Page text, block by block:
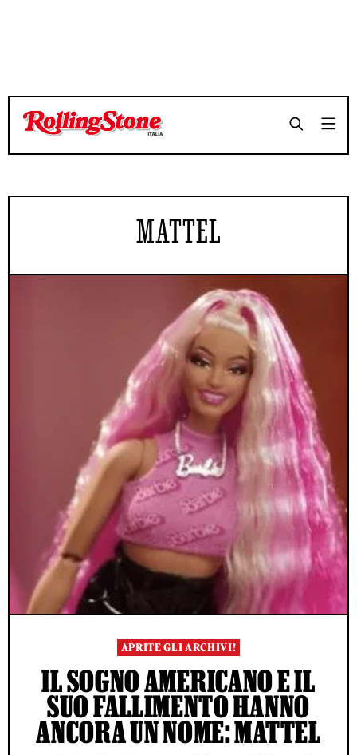
MATTEL
APRITE GLI ARCHIVI!
IL SOGNO AMERICANO E IL
SUO FALLIMENTO HANNO
ANCORA UN NOME: MATTEL